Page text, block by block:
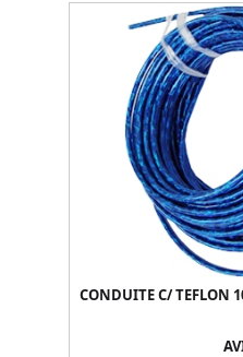
CONDUITE C/ TEFLON